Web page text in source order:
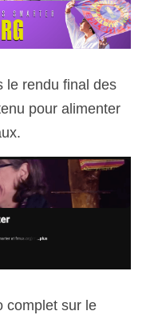
le rendu final des
pour alimenter
complet sur le